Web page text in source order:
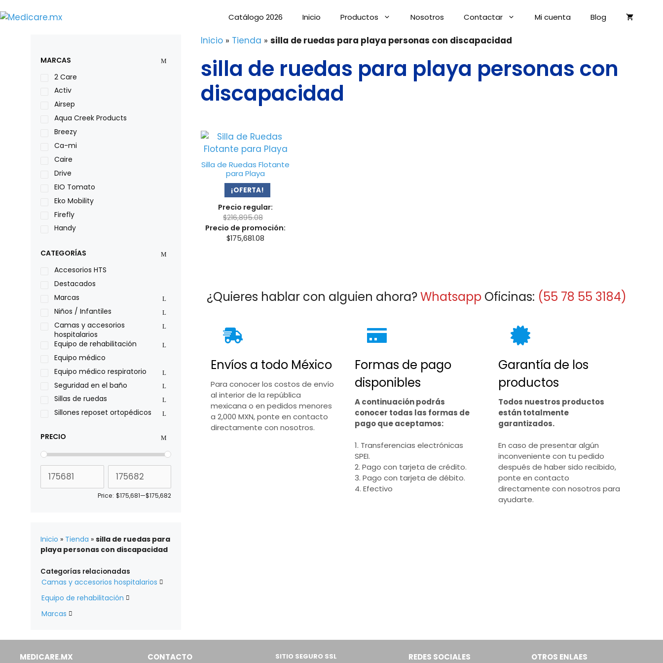
al
Catálogo 2026 Inicio Productos Nosotros Contactar Mi cuenta Blog
Inicio » Tienda » silla de ruedas para playa personas con discapacidad
silla de ruedas para playa personas con
discapacidad
Silla de Ruedas Flotante
para Playa
¡OFERTA!
Precio regular:
$216,895.08
Precio de promoción:
$175,681.08
¿Quieres hablar con alguien ahora?Whatsapp Oficinas: (55 78 55 3184)
Envíos a todo México
Para conocer los costos de envío
al interior de la república
mexicana o en pedidos menores
a 2,000 MXN, ponte en contacto
directamente con nosotros.
Formas de pago
disponibles
A continuación podrás
conocer todas las formas de
pago que aceptamos:
1. Transferencias electrónicas
SPEI.
2. Pago con tarjeta de crédito.
3. Pago con tarjeta de débito.
4. Efectivo
Garantía de los
productos
Todos nuestros productos
están totalmente
garantizados.
En caso de presentar algún
inconveniente con tu pedido
después de haber sido recibido,
ponte en contacto
directamente con nosotros para
ayudarte.
MARCAS
2 Care
Activ
Airsep
Aqua Creek Products
Breezy
Ca-mi
Caire
Drive
EIO Tomato
Eko Mobility
Firefly
Handy
Leggero
Lumex
Medical Store
Nidek
Oxiplus
Philips
Pride
Xiehe Medical
CATEGORÍAS
Accesorios HTS
Destacados
Marcas
Niños / Infantiles
Camas y accesorios
hospitalarios
Equipo de rehabilitación
Equipo médico
Equipo médico respiratorio
Seguridad en el baño
Sillas de ruedas
Sillones reposet ortopédicos
PRECIO
Price: $175,681—$175,682
Inicio » Tienda » silla de ruedas para
playa personas con discapacidad
Categorías relacionadas
Camas y accesorios hospitalarios 
Equipo de rehabilitación 
Marcas 
MEDICARE.MX CONTACTO SITIO SEGURO SSL REDES SOCIALES OTROS ENLAES